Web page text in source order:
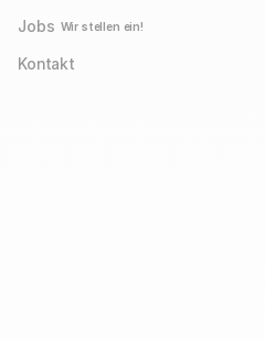
Jobs Wir stellen ein!
Kontakt